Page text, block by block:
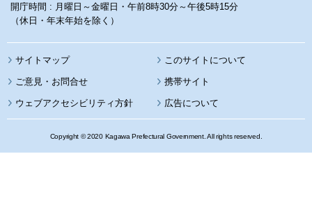
開庁時間 : 月曜日～金曜日・午前8時30分～午後5時15分
（休日・年末年始を除く）
サイトマップ このサイトについて
携帯サイト
ウェブアクセシビリティ方針 広告について
Copyright © 2020 Kagawa Prefectural Government. All rights reserved.